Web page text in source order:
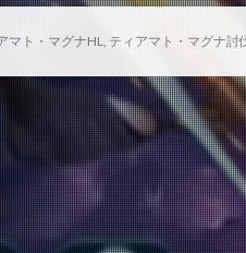
マト・マグナHL, ティアマト・マグナ討